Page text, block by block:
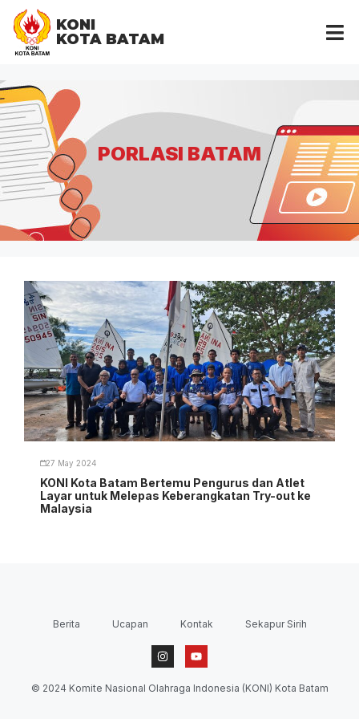
KONI
KOTA BATAM
PORLASI BATAM
27 May 2024
KONI Kota Batam Bertemu Pengurus dan Atlet
Layar untuk Melepas Keberangkatan Try-out ke
Malaysia
Berita Ucapan Kontak Sekapur Sirih
© 2024 Komite Nasional Olahraga Indonesia (KONI) Kota Batam